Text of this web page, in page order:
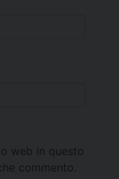
web in questo
commento.